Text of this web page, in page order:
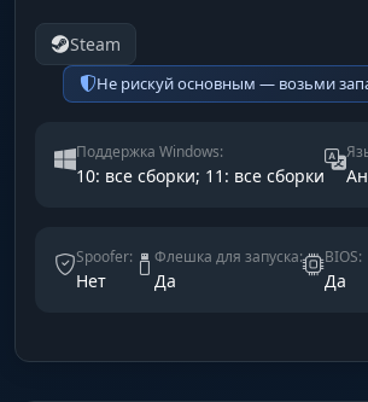
Steam
Не рискуй основным — возьми
Поддержка Windows:
10: все сборки; 11: все сборки
Spoofer:
Нет
Флешка для запуска:
Да
BIOS:
Да